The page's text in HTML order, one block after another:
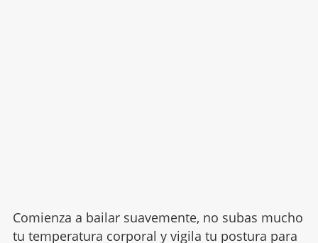
Comienza a bailar suavemente, no subas mucho
tu temperatura corporal y vigila tu postura para